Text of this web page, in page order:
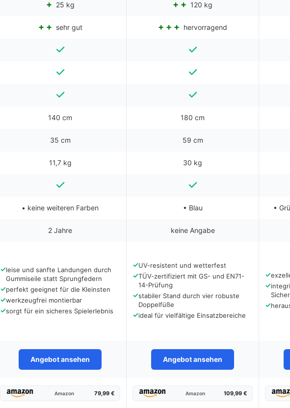
25 kg 120 kg
sehr gut hervorragend
140 cm 180 cm
35 cm 59 cm
11,7 kg 30 kg
• keine weiteren Farben • Blau •
2 Jahre keine Angabe
✓leise und sanfte Landungen durch
Gummiseile statt Sprungfedern
✓perfekt geeignet für die Kleinsten
✓werkzeugfrei montierbar
✓sorgt für ein sicheres Spielerlebnis
✓UV-resistent und wetterfest
✓TÜV-zertifiziert mit GS- und EN71-
14-Prüfung
✓stabiler Stand durch vier robuste
Doppelfüße
✓ideal für vielfältige Einsatzbereiche
✓
✓
✓
Angebot ansehen Angebot ansehen
Amazon 79,99 € Amazon 109,99 €